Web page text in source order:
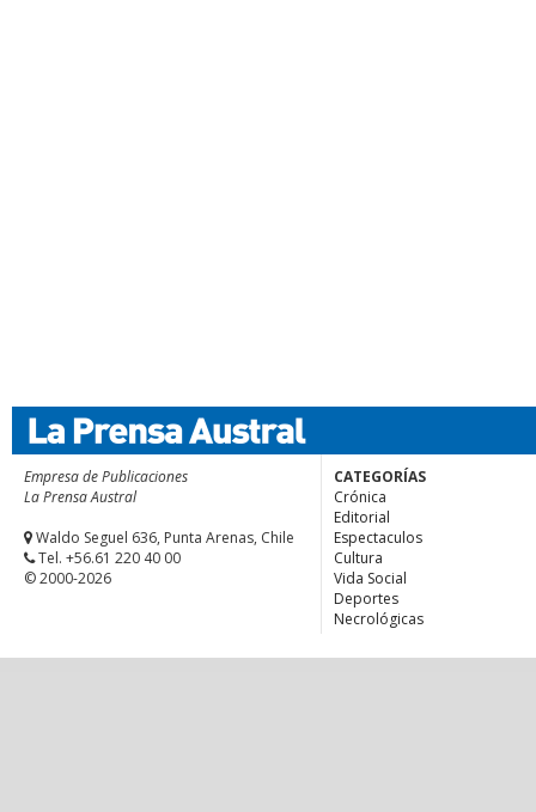
Empresa de Publicaciones
La Prensa Austral
Waldo Seguel 636, Punta Arenas, Chile
Tel. +56.61 220 40 00
© 2000-2026
CATEGORÍAS
Crónica
Editorial
Espectaculos
Cultura
Vida Social
Deportes
Necrológicas